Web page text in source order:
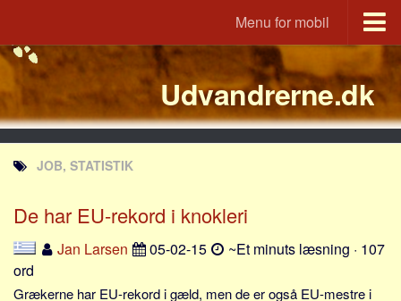
Menu for mobil
Portal
Udvandrerne.dk
Utvandrerne.no
Utvandrarna.se
Tyskland.dk
England.dk
JLKM.dk
Lande
Udvandrerne.dk
JOB, STATISTIK
De har EU-rekord i knokleri
Jan Larsen 05-02-15
~Et minuts læsning · 107
ord
Grækerne har EU-rekord i gæld, men de er også EU-mestre i